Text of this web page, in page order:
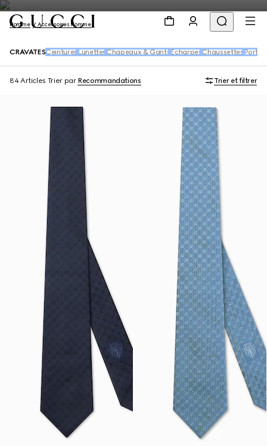
Homme Accessoires Homme
CRAVATES Ceintures Lunettes Chapeaux & Gants Écharpes Chaussettes
84 Articles Trier par Recommandations Trier et filtrer